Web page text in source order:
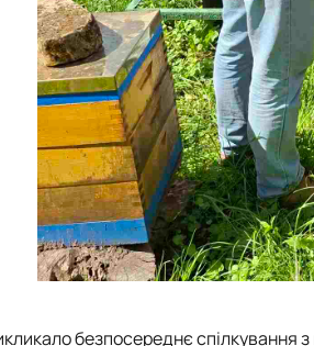
безпосереднє спілкування